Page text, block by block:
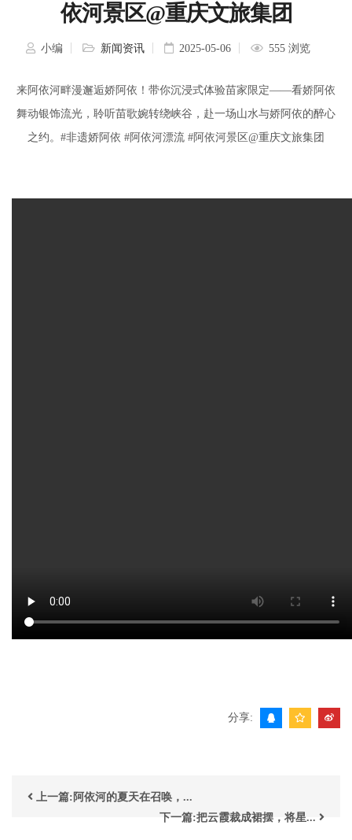
依河景区@重庆文旅集团
小编 新闻资讯 2025-05-06 555 浏览
来阿依河畔漫邂逅娇阿依！带你沉浸式体验苗家限定——看娇阿依
舞动银饰流光，聆听苗歌婉转绕峡谷，赴一场山水与娇阿依的醉心
之约。#非遗娇阿依 #阿依河漂流 #阿依河景区@重庆文旅集团
分享:
上一篇:阿依河的夏天在召唤，...
下一篇:把云霞裁成裙摆，将星...